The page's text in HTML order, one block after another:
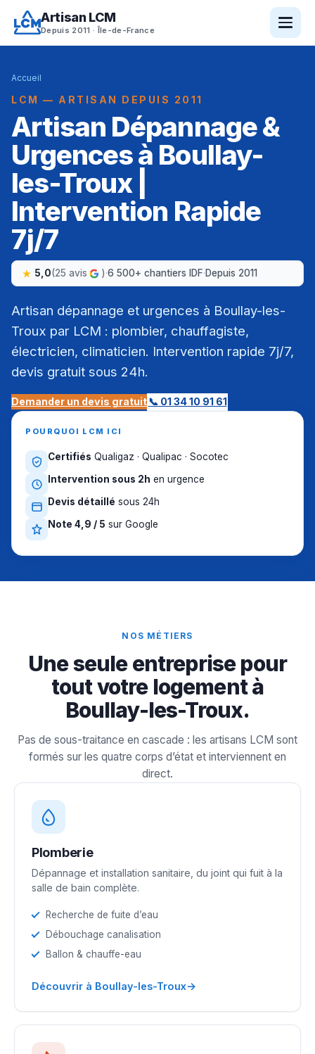
Artisan LCM
Depuis 2011 · Île-de-France
Accueil
LCM — ARTISAN DEPUIS 2011
Artisan Dépannage &
Urgences à Boullay-
les-Troux |
Intervention Rapide
7j/7
5,0(25 avis )·6 500+ chantiers IDF·Depuis 2011
Artisan dépannage et urgences à Boullay-les-
Troux par LCM : plombier, chauffagiste,
électricien, climaticien. Intervention rapide 7j/7,
devis gratuit sous 24h.
Demander un devis gratuit📞 01 34 10 91 61
POURQUOI LCM ICI
Certifiés Qualigaz · Qualipac · Socotec
Intervention sous 2h en urgence
Devis détaillé sous 24h
Note 4,9 / 5 sur Google
NOS MÉTIERS
Une seule entreprise pour
tout votre logement à
Boullay-les-Troux.
Pas de sous-traitance en cascade : les artisans LCM sont
formés sur les quatre corps d’état et interviennent en
direct.
Plomberie
Dépannage et installation sanitaire, du joint qui fuit à la
salle de bain complète.
Recherche de fuite d’eau
Débouchage canalisation
Ballon & chauffe-eau
Découvrir à Boullay-les-Troux→